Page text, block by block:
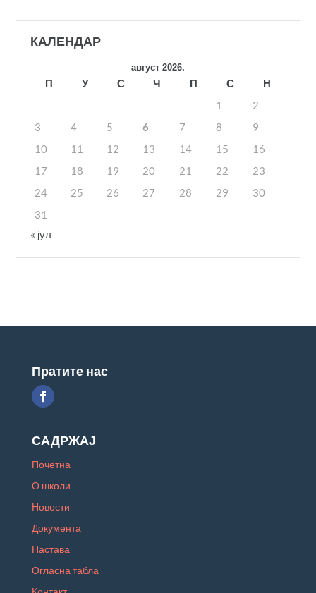
КАЛЕНДАР
август 2026.
П У С Ч П С
Н
1
2
3
4 5 6 7 8
9
10
11 12 13 14 15
16
17
18 19 20 21 22
23
24
25 26 27 28 29
30
31
« јул
Пратите нас
САДРЖАЈ
Почетна
О школи
Новости
Документа
Настава
Огласна табла